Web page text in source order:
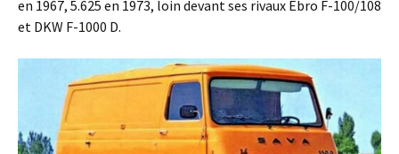
en 1967, 5.625 en 1973, loin devant ses rivaux Ebro F-100/108
et DKW F-1000 D.